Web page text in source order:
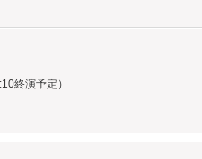
終演予定）